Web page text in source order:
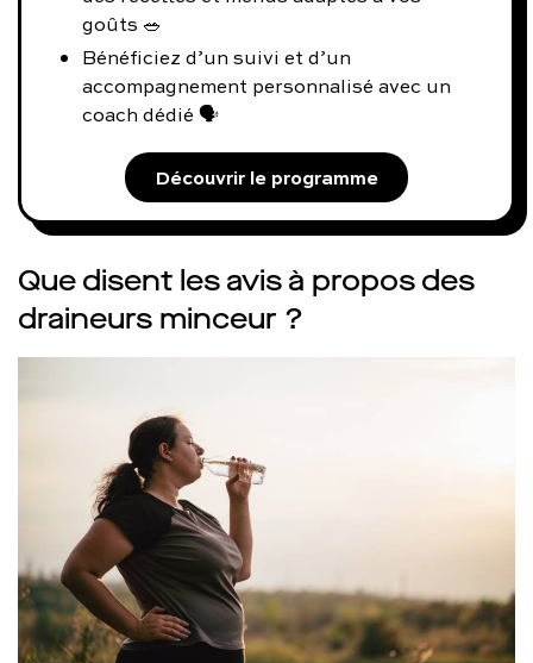
goûts 🥗
Bénéficiez d’un suivi et d’un
accompagnement personnalisé avec un
coach dédié 🗣️
Découvrir le programme
Que disent les avis à propos des
draineurs minceur ?